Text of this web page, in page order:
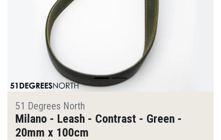
51 Degrees North
Milano - Leash - Contrast - Green -
20mm x 100cm